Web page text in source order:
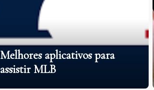
Melhores aplicativos para
assistir MLB